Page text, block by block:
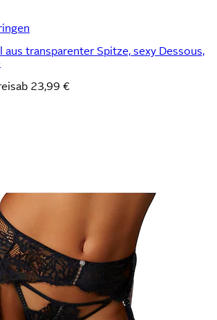
aus transparenter Spitze, sexy Dessous,
ab 23,99 €